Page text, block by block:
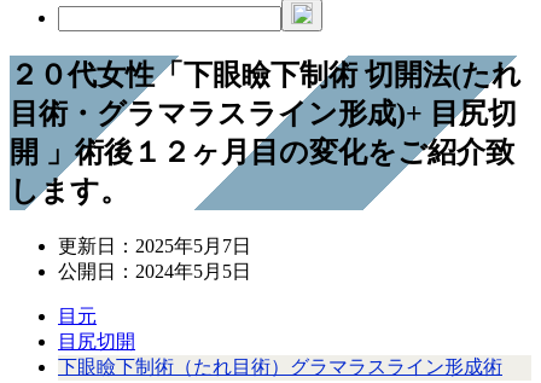
２０代女性「下眼瞼下制術 切開法(たれ
目術・グラマラスライン形成)+ 目尻切
開 」術後１２ヶ月目の変化をご紹介致
します。
更新日： 2025年5月7日
公開日： 2024年5月5日
目元
目尻切開
下眼瞼下制術（たれ目術）グラマラスライン形成術